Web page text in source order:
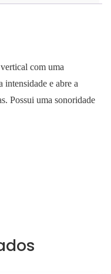
com uma
intensidade e abre a
Possui uma sonoridade